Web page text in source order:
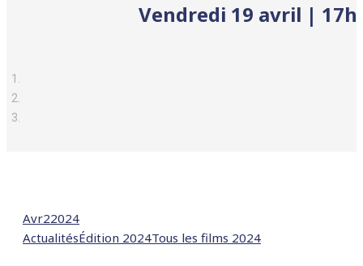
Vendredi 19 avril |
Avr22024
ActualitésÉdition 2024Tous les films 2024